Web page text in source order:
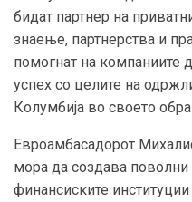
бидат партнер на
знаење, партнерства и
помогнат на компаниите
успех со целите на
Колумбија во своето
Евроамбасадорот
мора да создава
финансиските